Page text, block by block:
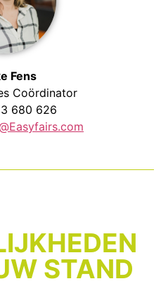
Fens
Coördinator
680 626
STAND